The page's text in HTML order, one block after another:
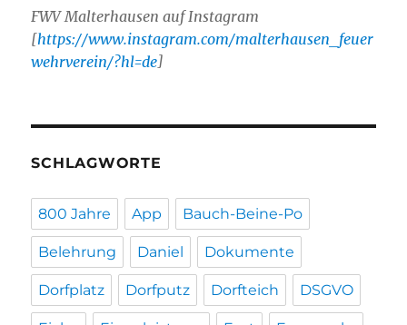
FWV Malterhausen auf Instagram
[https://www.instagram.com/malterhausen_feuer
wehrverein/?hl=de]
SCHLAGWORTE
800 Jahre App Bauch-Beine-Po
Belehrung Daniel Dokumente
Dorfplatz Dorfputz Dorfteich DSGVO